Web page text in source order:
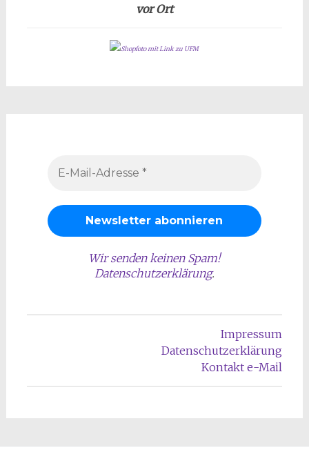
vor Ort
Shopfoto mit Link zu UFM
Wir senden keinen Spam!
Datenschutzerklärung.
Impressum
Datenschutzerklärung
Kontakt e-Mail